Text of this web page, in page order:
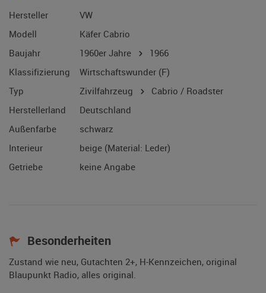
Hersteller
VW
Modell
Käfer Cabrio
Baujahr
1960er Jahre
1966
Klassifizierung
Wirtschaftswunder (F)
Typ
Zivilfahrzeug
Cabrio / Roadster
Herstellerland
Deutschland
Außenfarbe
schwarz
Interieur
beige (Material: Leder)
Getriebe
keine Angabe
Besonderheiten
Zustand wie neu, Gutachten 2+, H-Kennzeichen, original
Blaupunkt Radio, alles original.